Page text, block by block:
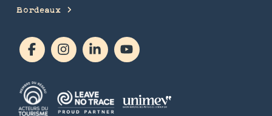
Bordeaux